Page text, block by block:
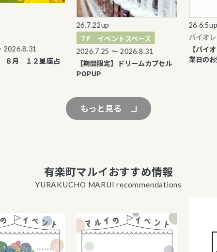
１２星座占
26.7.22up
７F イベントスペース
2026.7.25 〜 2026.8.31
【期間限定】ドリームカプセル
POPUP
26.6.5up
バイオレッ
【バイオレ
業日のお知ら
もっと見る
有楽町マルイおすすめ情報
YURAKUCHO MARUI recommendations